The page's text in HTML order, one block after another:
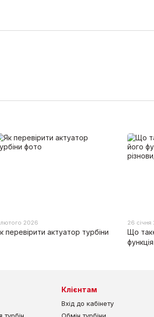
лютого 2026
перевірити актуатор турбіни
26 січня
Що
Клієнтам
Вхід до кабінету